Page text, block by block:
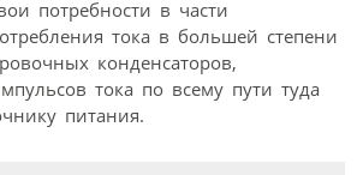
потребности в части
тока в большей степени
конденсаторов,
тока по всему пути туда
питания.